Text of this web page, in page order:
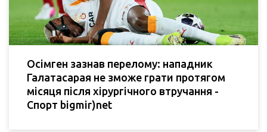
Осімген зазнав перелому: нападник
Галатасарая не зможе грати протягом
місяця після хірургічного втручання -
Спорт bigmir)net